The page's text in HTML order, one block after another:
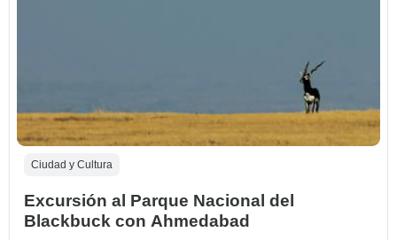
Ciudad y Cultura
Excursión al Parque Nacional del
Blackbuck con Ahmedabad